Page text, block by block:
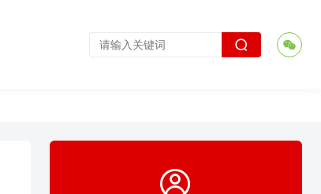


